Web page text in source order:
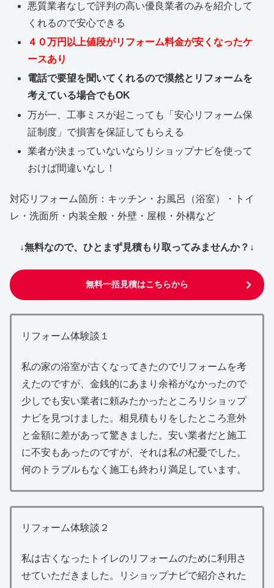
悪質業者なしで評判の高い優良業者のみを紹介して
くれるので安心できる
４０万円以上値段がリフォーム料金が安くなったケ
ースあり
電話で要望を聞いてくれるので漠然とリフォームを
考えている場合でもOK
万が一、工事ミスが起こっても「安心リフォーム保
証制度」で損害を保証してもらえる
業者が決まっていないならリショップナビを使って
おけば間違いなし！
対応リフォーム箇所：キッチン・お風呂（浴室）・トイ
レ・洗面所・内装全般・外壁・屋根・外構など
↓無料なので、ひとまず見積もり取ってみませんか？↓
無料一括見積はこちらから
リフォーム体験談１
私の家の浴室が古くなってきたのでリフォームを考
えたのですが、金銭的にあまり余裕がなかったので
少しでも安い業者に頼みたかったところリショップ
ナビを見つけました。相見積もりをしたところ意外
と金額に差があって驚きました。安い業者だと施工
に不安もあったのですが、それは私の杞憂でした。
何のトラブルもなく施工も終わり満足しています。
リフォーム体験談２
私は古くなったトイレのリフォームのために利用さ
せていただきました。リショップナビで紹介された